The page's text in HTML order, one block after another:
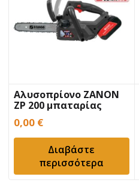
Αλυσοπρίονο ZANON
ZP 200 μπαταρίας
0,00 €
Διαβάστε
περισσότερα